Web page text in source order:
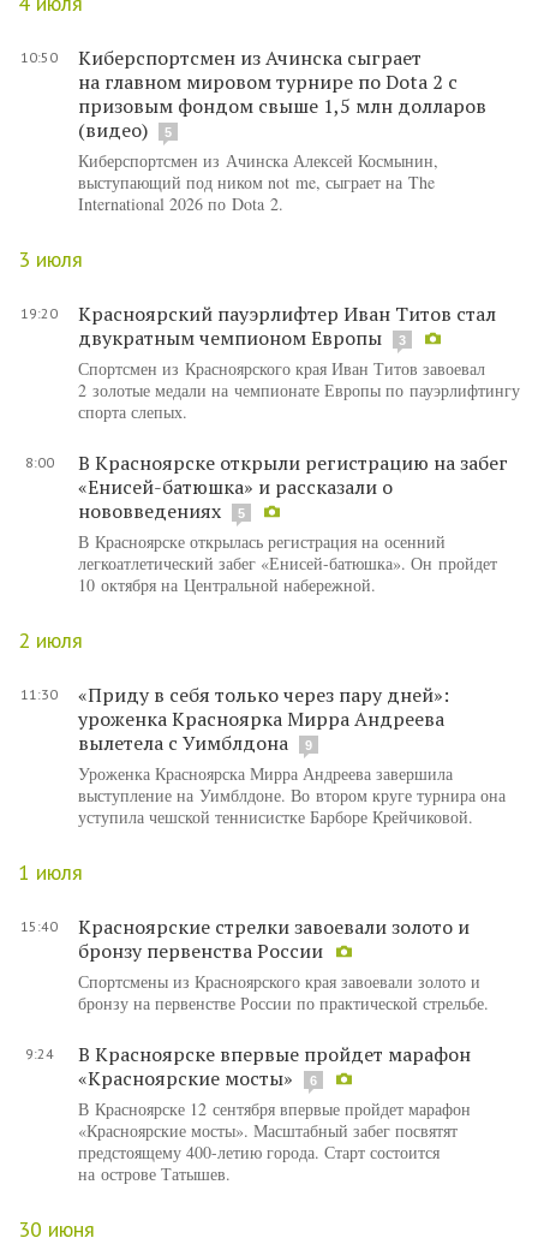
10:50
Киберспортсмен из Ачинска сыграет
на главном мировом турнире по Dota 2 с
призовым фондом свыше 1,5 млн долларов
(видео)
5
Киберспортсмен из Ачинска Алексей Космынин,
выступающий под ником not me, сыграет на The
International 2026 по Dota 2.
3 июля
19:20
Красноярский пауэрлифтер Иван Титов стал
двукратным чемпионом Европы
3
Спортсмен из Красноярского края Иван Титов завоевал
2 золотые медали на чемпионате Европы по пауэрлифтингу
спорта слепых.
8:00
В Красноярске открыли регистрацию на забег
«Енисей-батюшка» и рассказали о
нововведениях
5
В Красноярске открылась регистрация на осенний
легкоатлетический забег «Енисей-батюшка». Он пройдет
10 октября на Центральной набережной.
2 июля
11:30
«Приду в себя только через пару дней»:
уроженка Красноярка Мирра Андреева
вылетела с Уимблдона
9
Уроженка Красноярска Мирра Андреева завершила
выступление на Уимблдоне. Во втором круге турнира она
уступила чешской теннисистке Барборе Крейчиковой.
1 июля
15:40
Красноярские стрелки завоевали золото и
бронзу первенства России
Спортсмены из Красноярского края завоевали золото и
бронзу на первенстве России по практической стрельбе.
9:24
В Красноярске впервые пройдет марафон
«Красноярские мосты»
6
В Красноярске 12 сентября впервые пройдет марафон
«Красноярские мосты». Масштабный забег посвятят
предстоящему 400-летию города. Старт состоится
на острове Татышев.
30 июня